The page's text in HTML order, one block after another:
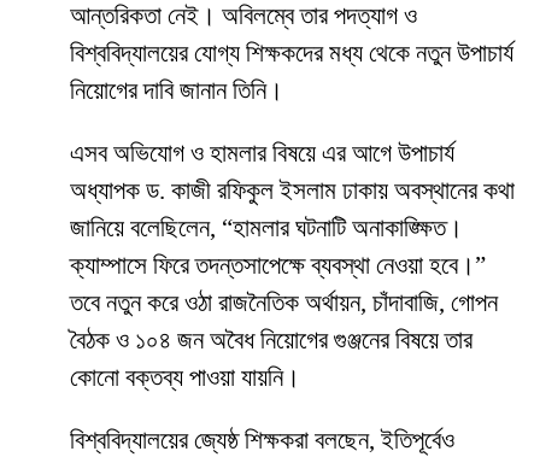
আন্তরিকতা নেই। অবিলম্বে তার পদত্যাগ ও
বিশ্ববিদ্যালয়ের যোগ্য শিক্ষকদের মধ্য থেকে নতুন উপাচার্য
নিয়োগের দাবি জানান তিনি।
​এসব অভিযোগ ও হামলার বিষয়ে এর আগে উপাচার্য
অধ্যাপক ড. কাজী রফিকুল ইসলাম ঢাকায় অবস্থানের কথা
জানিয়ে বলেছিলেন, “হামলার ঘটনাটি অনাকাঙ্ক্ষিত।
ক্যাম্পাসে ফিরে তদন্তসাপেক্ষে ব্যবস্থা নেওয়া হবে।”
তবে নতুন করে ওঠা রাজনৈতিক অর্থায়ন, চাঁদাবাজি, গোপন
বৈঠক ও ১০৪ জন অবৈধ নিয়োগের গুঞ্জনের বিষয়ে তার
কোনো বক্তব্য পাওয়া যায়নি।
​বিশ্ববিদ্যালয়ের জ্যেষ্ঠ শিক্ষকরা বলছেন, ইতিপূর্বেও